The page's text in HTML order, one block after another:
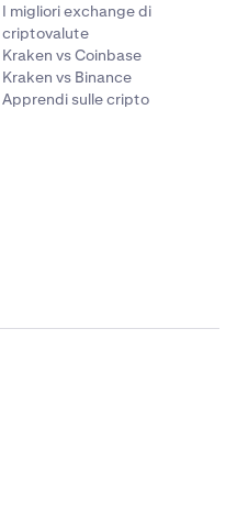
I migliori exchange di
criptovalute
Kraken vs Coinbase
Kraken vs Binance
Apprendi sulle cripto